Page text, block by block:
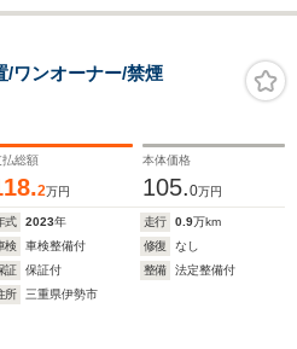
ンオーナー/禁煙
払総額
2万円
本体価格
105.0万円
式 2023年 走行 0.9万km
検
車検整備付 修復
なし
証
保証付 整備
法定整備付
所
三重県伊勢市